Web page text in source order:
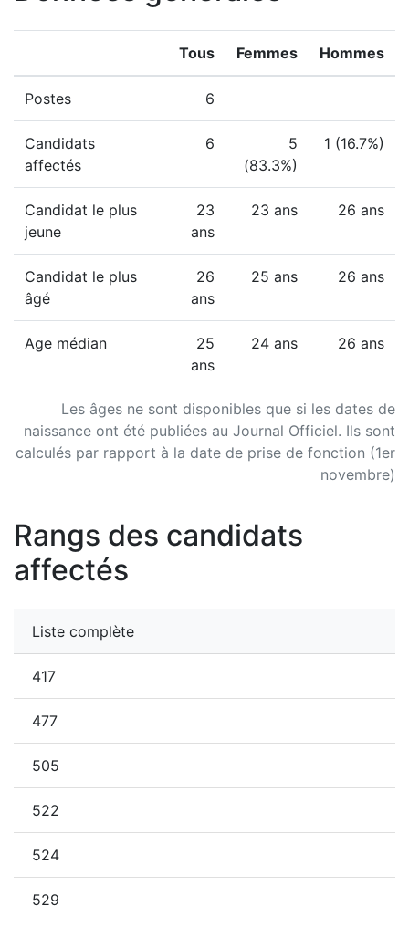
Les âges ne sont disponibles que si les dates de
naissance ont été publiées au Journal Officiel. Ils sont
calculés par rapport à la date de prise de fonction (1er
novembre)
Tous Femmes Hommes
Postes 6
Candidats
affectés
6
5
(83.3%)
1 (16.7%)
Candidat le plus
jeune
23
ans
23 ans 26 ans
Candidat le plus
âgé
26
ans
25 ans 26 ans
Age médian
25
ans
24 ans 26 ans
Rangs des candidats
affectés
Liste complète
417
477
505
522
524
529